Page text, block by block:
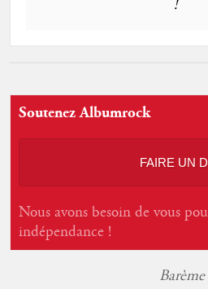
!
Soutenez Albumrock
FAIRE UN
Nous avons besoin de vous
indépendance !
Barème